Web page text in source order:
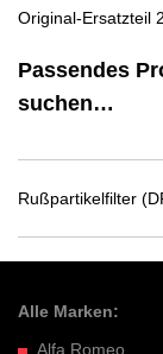
Original-Ersatzteil
Passendes
suchen…
Rußpartikelfilter
Alle Marken:
Alfa Romeo